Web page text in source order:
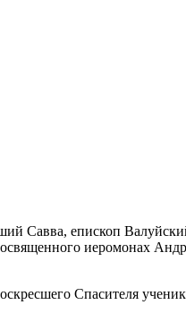
Савва, епископ
иеромонах
Спасителя